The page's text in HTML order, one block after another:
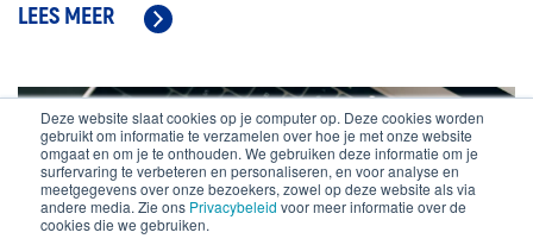
Deze website slaat cookies op je computer op. Deze cookies worden
gebruikt om informatie te verzamelen over hoe je met onze website
omgaat en om je te onthouden. We gebruiken deze informatie om je
surfervaring te verbeteren en personaliseren, en voor analyse en
meetgegevens over onze bezoekers, zowel op deze website als via
andere media. Zie ons Privacybeleid voor meer informatie over de
cookies die we gebruiken.
LEES MEER